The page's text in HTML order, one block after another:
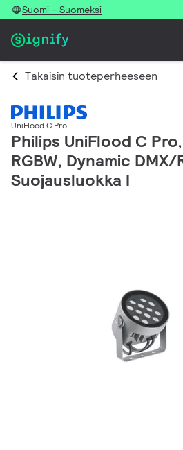
Suomi - Suomeksi
Takaisin tuoteperheeseen
UniFlood C Pro
Philips UniFlood C
RGBW, Dynamic DMX/
Suojausluokka I